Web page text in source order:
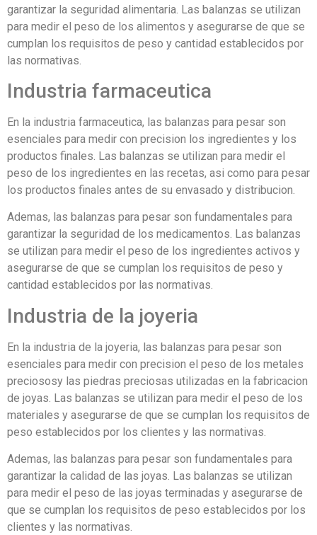
garantizar la seguridad alimentaria. Las balanzas se utilizan
para medir el peso de los alimentos y asegurarse de que se
cumplan los requisitos de peso y cantidad establecidos por
las normativas.
Industria farmaceutica
En la industria farmaceutica, las balanzas para pesar son
esenciales para medir con precision los ingredientes y los
productos finales. Las balanzas se utilizan para medir el
peso de los ingredientes en las recetas, asi como para pesar
los productos finales antes de su envasado y distribucion.
Ademas, las balanzas para pesar son fundamentales para
garantizar la seguridad de los medicamentos. Las balanzas
se utilizan para medir el peso de los ingredientes activos y
asegurarse de que se cumplan los requisitos de peso y
cantidad establecidos por las normativas.
Industria de la joyeria
En la industria de la joyeria, las balanzas para pesar son
esenciales para medir con precision el peso de los metales
preciososy las piedras preciosas utilizadas en la fabricacion
de joyas. Las balanzas se utilizan para medir el peso de los
materiales y asegurarse de que se cumplan los requisitos de
peso establecidos por los clientes y las normativas.
Ademas, las balanzas para pesar son fundamentales para
garantizar la calidad de las joyas. Las balanzas se utilizan
para medir el peso de las joyas terminadas y asegurarse de
que se cumplan los requisitos de peso establecidos por los
clientes y las normativas.